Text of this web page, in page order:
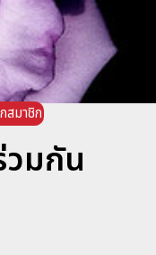
สมาชิก
วมกัน